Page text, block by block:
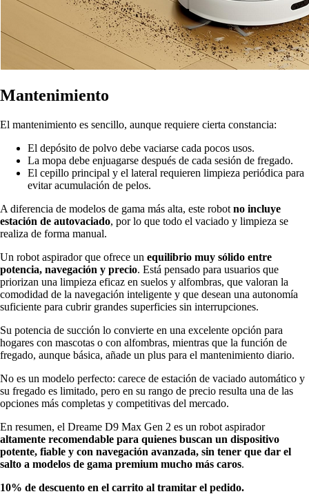
Mantenimiento
El mantenimiento es sencillo, aunque requiere cierta constancia:
El depósito de polvo debe vaciarse cada pocos usos.
La mopa debe enjuagarse después de cada sesión de fregado.
El cepillo principal y el lateral requieren limpieza periódica para
evitar acumulación de pelos.
A diferencia de modelos de gama más alta, este robot no incluye
estación de autovaciado, por lo que todo el vaciado y limpieza se
realiza de forma manual.
Un robot aspirador que ofrece un equilibrio muy sólido entre
potencia, navegación y precio. Está pensado para usuarios que
priorizan una limpieza eficaz en suelos y alfombras, que valoran la
comodidad de la navegación inteligente y que desean una autonomía
suficiente para cubrir grandes superficies sin interrupciones.
Su potencia de succión lo convierte en una excelente opción para
hogares con mascotas o con alfombras, mientras que la función de
fregado, aunque básica, añade un plus para el mantenimiento diario.
No es un modelo perfecto: carece de estación de vaciado automático y
su fregado es limitado, pero en su rango de precio resulta una de las
opciones más completas y competitivas del mercado.
En resumen, el Dreame D9 Max Gen 2 es un robot aspirador
altamente recomendable para quienes buscan un dispositivo
potente, fiable y con navegación avanzada, sin tener que dar el
salto a modelos de gama premium mucho más caros.
10% de descuento en el carrito al tramitar el pedido.